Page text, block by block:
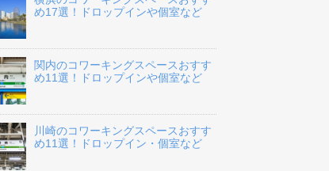
め17選！ドロップインや個室など
関内のコワーキングスペースおすす
め11選！ドロップインや個室など
川崎のコワーキングスペースおすす
め11選！ドロップイン・個室など